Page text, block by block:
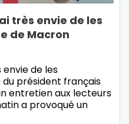
très envie de les
de Macron
envie de les
président français
entretien aux lecteurs
a provoqué un